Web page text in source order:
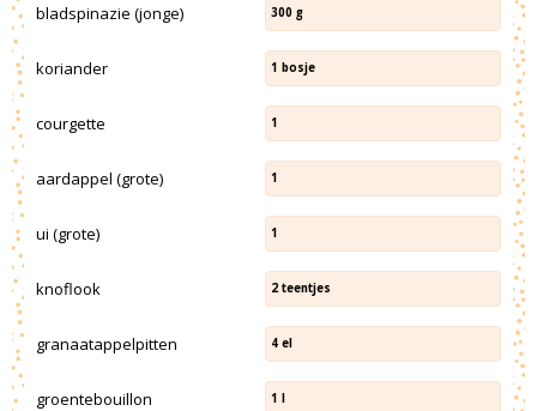
bladspinazie (jonge) 300 g
koriander 1 bosje
courgette 1
aardappel (grote) 1
ui (grote) 1
knoflook 2 teentjes
granaatappelpitten 4 el
groentebouillon 1 l